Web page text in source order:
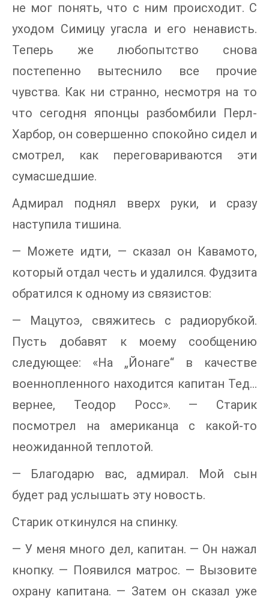
не мог понять, что с ним происходит. С
уходом Симицу угасла и его ненависть.
Теперь же любопытство снова
постепенно вытеснило все прочие
чувства. Как ни странно, несмотря на то
что сегодня японцы разбомбили Перл-
Харбор, он совершенно спокойно сидел и
смотрел, как переговариваются эти
сумасшедшие.
Адмирал поднял вверх руки, и сразу
наступила тишина.
— Можете идти, — сказал он Кавамото,
который отдал честь и удалился. Фудзита
обратился к одному из связистов:
— Мацутоэ, свяжитесь с радиорубкой.
Пусть добавят к моему сообщению
следующее: «На „Йонаге“ в качестве
военнопленного находится капитан Тед…
вернее, Теодор Росс». — Старик
посмотрел на американца с какой-то
неожиданной теплотой.
— Благодарю вас, адмирал. Мой сын
будет рад услышать эту новость.
Старик откинулся на спинку.
— У меня много дел, капитан. — Он нажал
кнопку. — Появился матрос. — Вызовите
охрану капитана. — Затем он сказал уже